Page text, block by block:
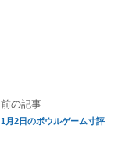
前の記事
1月2日のボウルゲーム寸評